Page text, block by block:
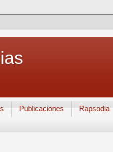
Publicaciones Rapsodia